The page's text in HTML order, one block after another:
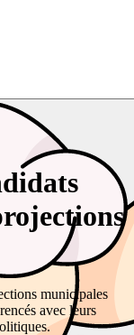
municipales
avec leurs